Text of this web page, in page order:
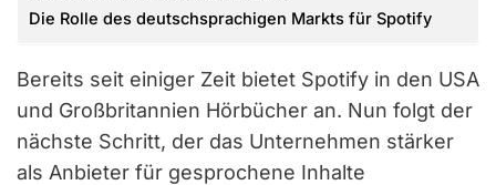
Die Rolle des deutschsprachigen Markts für Spotify
Bereits seit einiger Zeit bietet Spotify in den USA
und Großbritannien Hörbücher an. Nun folgt der
nächste Schritt, der das Unternehmen stärker
als Anbieter für gesprochene Inhalte